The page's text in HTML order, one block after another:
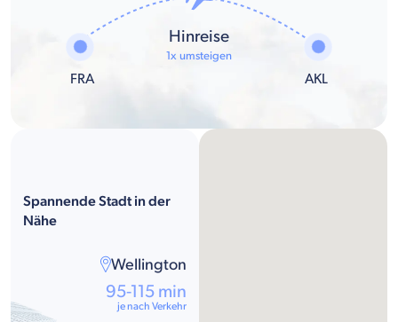
FRA
Hinreise
1x umsteigen
AKL
Spannende Stadt in der
Nähe
Wellington
95-115 min
je nach Verkehr